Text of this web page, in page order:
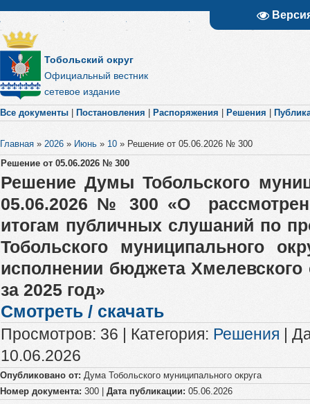
Тобольский округ
Официальный вестник
сетевое издание
Все документы Постановления Распоряжения Решения
Главная » 2026 » Июнь » 10 » Решение от 05.06.2026 № 300
Решение от 05.06.2026 № 300
Решение Думы Тобольского
05.06.2026 № 300 «О
итогам публичных слушаний по
Тобольского муниципального
исполнении бюджета Хмелевского
за 2025 год»
Смотреть / скачать
Просмотров: 36 | Категория: Решения |
10.06.2026
Опубликовано от: Дума Тобольского муниципального округа
Номер документа: 300 | Дата публикации: 05.06.2026